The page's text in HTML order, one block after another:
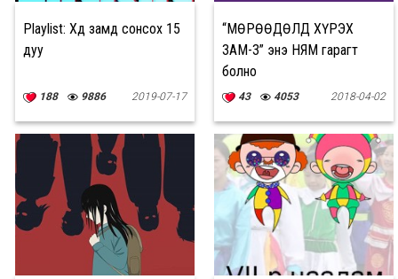
Playlist: Хөдөө замд сонсох 15
дуу
188 9886 2019-07-17
“МӨРӨӨДӨЛД ХҮРЭХ
ЗАМ-3” энэ НЯМ гарагт
болно
43 4053 2018-04-02